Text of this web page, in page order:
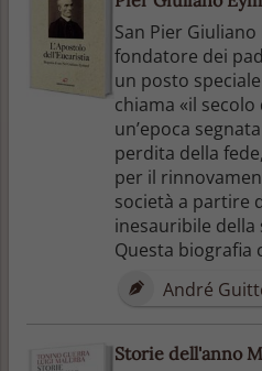
San Pier Giuliano
fondatore dei
un posto
chiama «il secolo
un’epoca
perdita della
per il
società a partire
inesauribile della
Questa biografia
André
Storie dell'anno